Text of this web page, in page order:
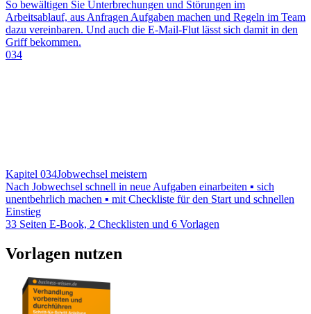
So bewältigen Sie Unterbrechungen und Störungen im
Arbeitsablauf, aus Anfragen Aufgaben machen und Regeln im Team
dazu vereinbaren. Und auch die E-Mail-Flut lässt sich damit in den
Griff bekommen.
034
Kapitel 034Jobwechsel meistern
Nach Jobwechsel schnell in neue Aufgaben einarbeiten ▪ sich
unentbehrlich machen ▪ mit Checkliste für den Start und schnellen
Einstieg
33 Seiten E-Book, 2 Checklisten und 6 Vorlagen
Vorlagen nutzen